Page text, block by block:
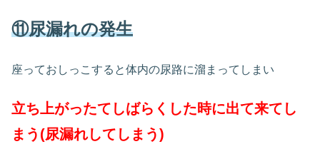
⑪尿漏れの発生
座っておしっこすると体内の尿路に溜まってしまい
立ち上がったてしばらくした時に出て来てし
まう(尿漏れしてしまう)